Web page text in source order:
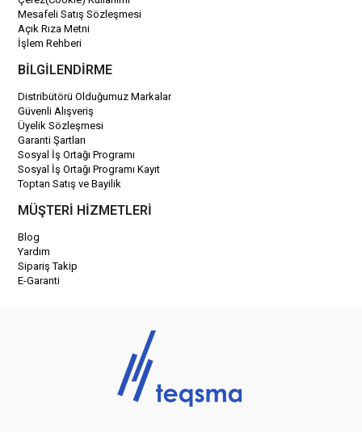
Mesafeli Satış Sözleşmesi
Açık Rıza Metni
İşlem Rehberi
BİLGİLENDİRME
Distribütörü Olduğumuz Markalar
Güvenli Alışveriş
Üyelik Sözleşmesi
Garanti Şartları
Sosyal İş Ortağı Programı
Sosyal İş Ortağı Programı Kayıt
Toptan Satış ve Bayilik
MÜŞTERİ HİZMETLERİ
Blog
Yardım
Sipariş Takip
E-Garanti